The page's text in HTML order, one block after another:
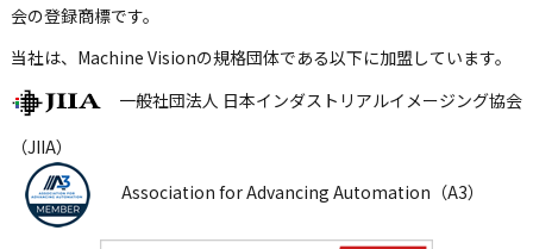
会の登録商標です。
当社は、Machine Visionの規格団体である以下に加盟しています。
一般社団法人 日本インダストリアルイメージング協会
（JIIA）
Association for Advancing Automation（A3）